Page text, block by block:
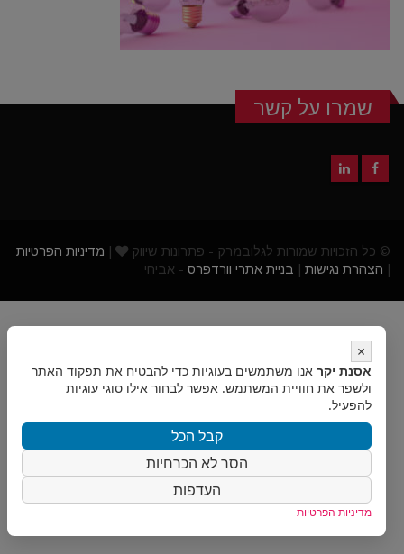
שמרו על קשר
© כל הזכויות שמורות לגלובמרק - פתרונות שיווק
מדיניות הפרטיות
הצהרת נגישות בניית אתרי וורדפרס - אביחי
×
אסנת יקר אנו משתמשים בעוגיות כדי להבטיח את תפקוד האתר
ולשפר את חוויית המשתמש. אפשר לבחור אילו סוגי עוגיות
להפעיל.
קבל הכל
הסר לא הכרחיות
העדפות
מדיניות הפרטיות